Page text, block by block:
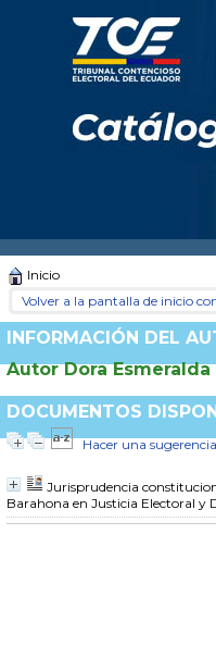
Inicio
Volver a la pantalla de inicio
INFORMACIÓN DEL
Autor Dora
DOCUMENTOS
Hacer una sugerencia
Jurisprudencia
Barahona en Justicia Electoral y